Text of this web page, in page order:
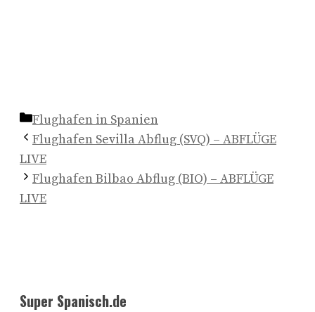
Kategorien
Flughafen in Spanien
Flughafen Sevilla Abflug (SVQ) – ABFLÜGE
LIVE
Flughafen Bilbao Abflug (BIO) – ABFLÜGE
LIVE
Super Spanisch.de